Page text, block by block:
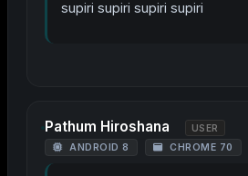
supiri supiri supiri supiri
Pathum Hiroshana USER
ANDROID 8 CHROME 70